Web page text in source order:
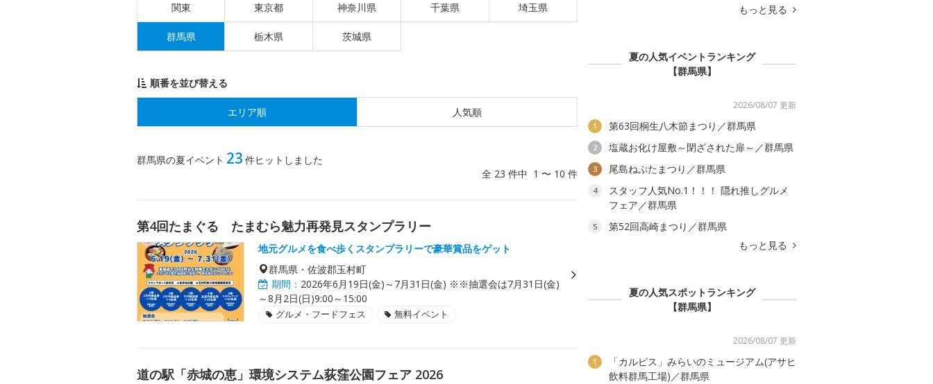
関東 東京都 神奈川県 千葉県 埼玉県
群馬県 栃木県 茨城県
順番を並び替える
エリア順 人気順
群馬県の夏イベント 23 件ヒットしました
全 23 件中 1 〜 10 件
第4回たまぐる たまむら魅力再発見スタンプラリー
地元グルメを食べ歩くスタンプラリーで豪華賞品をゲット
群馬県・佐波郡玉村町
期間： 2026年6月19日(金)～7月31日(金) ※※抽選会は7月31日(金)
～8月2日(日)9:00～15:00
グルメ・フードフェス 無料イベント
道の駅「赤城の恵」環境システム荻窪公園フェア 2026
もっと見る
夏の人気イベントランキング
【群馬県】
2026/08/07 更新
1 第63回桐生八木節まつり／群馬県
2 塩蔵お化け屋敷～閉ざされた扉～／群馬県
3 尾島ねぷたまつり／群馬県
4
スタッフ人気No.1！！！ 隠れ推しグルメ
フェア／群馬県
5
第52回高崎まつり／群馬県
もっと見る
夏の人気スポットランキング
【群馬県】
2026/08/07 更新
1
「カルピス」みらいのミュージアム(アサヒ
飲料群馬工場)／群馬県